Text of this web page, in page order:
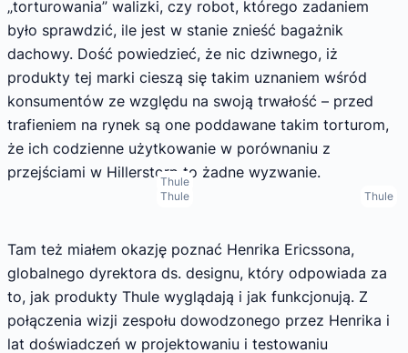
„torturowania” walizki, czy robot, którego zadaniem
było sprawdzić, ile jest w stanie znieść bagażnik
dachowy. Dość powiedzieć, że nic dziwnego, iż
produkty tej marki cieszą się takim uznaniem wśród
konsumentów ze względu na swoją trwałość – przed
trafieniem na rynek są one poddawane takim torturom,
że ich codzienne użytkowanie w porównaniu z
przejściami w Hillerstorp to żadne wyzwanie.
Thule
Thule
Thule
Tam też miałem okazję poznać Henrika Ericssona,
globalnego dyrektora ds. designu, który odpowiada za
to, jak produkty Thule wyglądają i jak funkcjonują. Z
połączenia wizji zespołu dowodzonego przez Henrika i
lat doświadczeń w projektowaniu i testowaniu